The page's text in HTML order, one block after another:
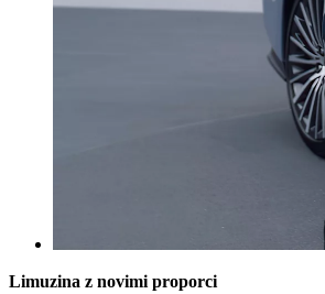
Limuzina z novimi proporci